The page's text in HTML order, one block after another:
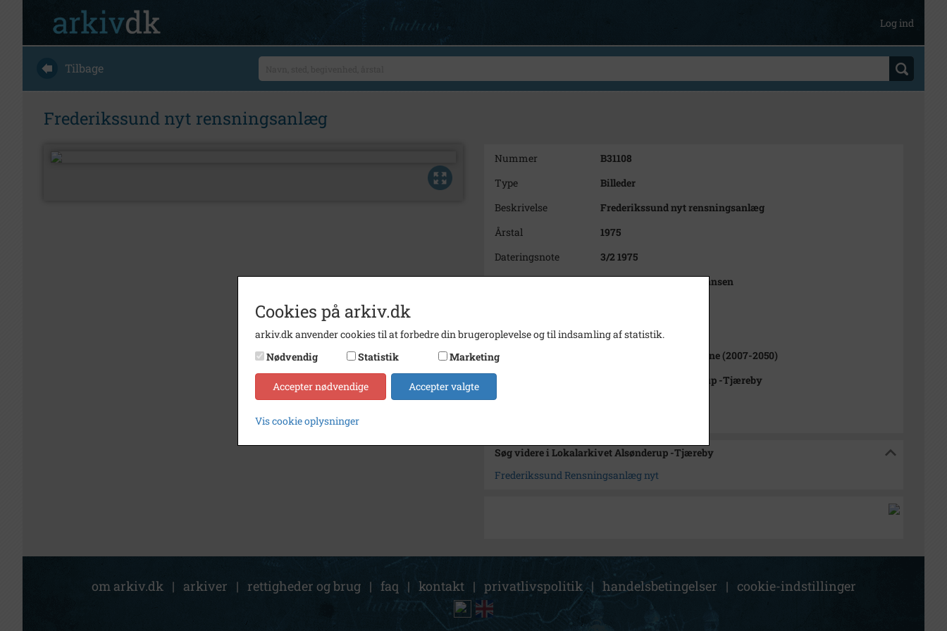
Log ind
Tilbage
Frederikssund nyt rensningsanlæg
Nummer
B31108
Type
Billeder
Beskrivelse
Frederikssund nyt rensningsanlæg
Årstal
1975
Dateringsnote
3/2 1975
Fotograf
Anne Sophie Rubæk Hansen
Type
Kommune (1970-2050)
Enhed
Frederikssund Kommune (2007-2050)
Arkiv
Lokalarkivet Alsønderup -Tjæreby
Søg videre i Lokalarkivet Alsønderup -Tjæreby
Frederikssund Rensningsanlæg nyt
om arkiv.dk | arkiver | rettigheder og brug | faq | kontakt | privatlivspolitik | handelsbetingelser | cookie-indstillinger
Cookies på arkiv.dk
arkiv.dk anvender cookies til at forbedre din brugeroplevelse og til indsamling af statistik.
Nødvendig
Statistik Marketing
Accepter nødvendige Accepter valgte
Vis cookie oplysninger